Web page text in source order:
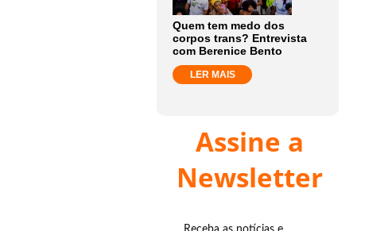
Quem tem medo dos
corpos trans? Entrevista
com Berenice Bento
LER MAIS
Assine a
Newsletter